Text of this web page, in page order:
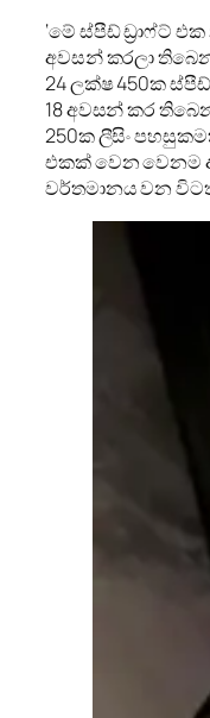
‘මේ ස්පීඩ් ඩ්‍රාෆ්ට්
අවසන් කරලා
24 ලක්ෂ 450ක
18 අවසන් කර
250ක ලීසිං
එකක් වෙන වෙනම
වර්තමානය වන